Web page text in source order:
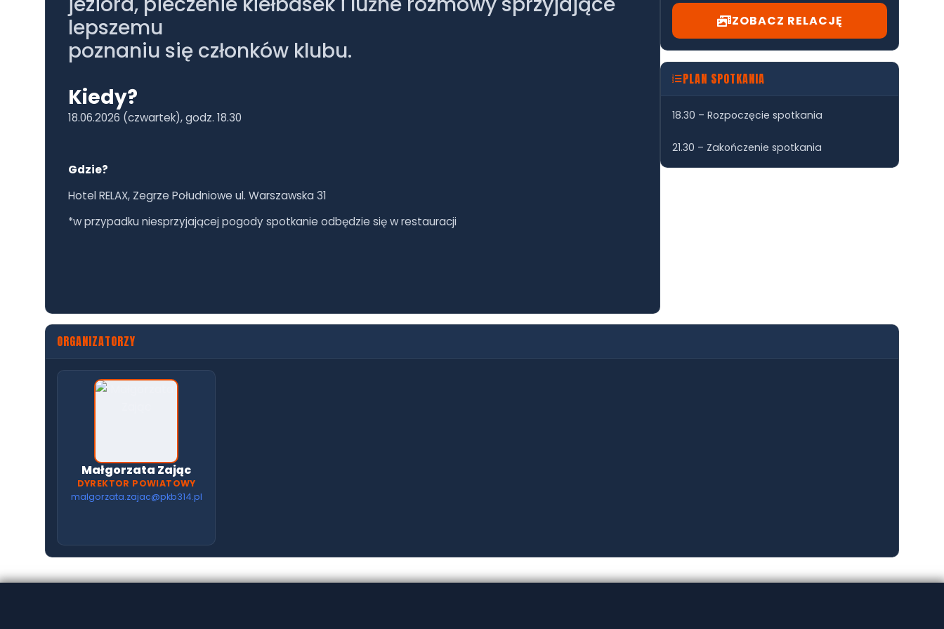
lepszemu
poznaniu się członków klubu.
Kiedy?
18.06.2026 (czwartek), godz. 18.30
Gdzie?
Hotel RELAX, Zegrze Południowe ul. Warszawska 31
*w przypadku niesprzyjającej pogody spotkanie odbędzie się w restauracji
ZOBACZ RELACJĘ
PLAN SPOTKANIA
18.30 – Rozpoczęcie spotkania
21.30 – Zakończenie spotkania
ORGANIZATORZY
Małgorzata Zając
DYREKTOR POWIATOWY
malgorzata.zajac@pkb314.pl